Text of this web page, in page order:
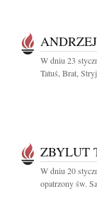
W dniu 23
Tatuś, Brat,
ZBYLUT
W dniu 20
opatrzony św.